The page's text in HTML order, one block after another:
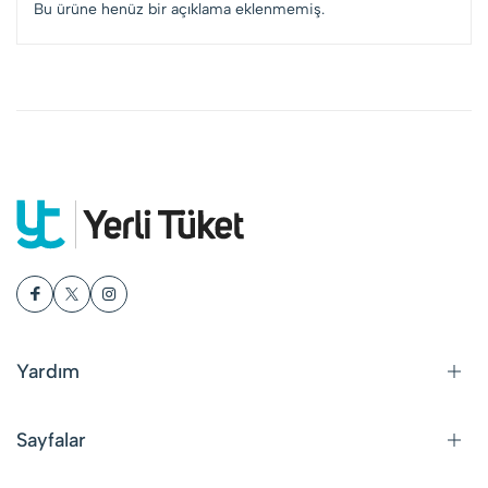
Bu ürüne henüz bir açıklama eklenmemiş.
Yardım
Sayfalar